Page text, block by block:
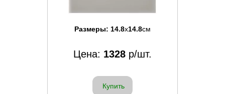
Размеры: 14.8x14.8см
Цена: 1328 р/шт.
Купить